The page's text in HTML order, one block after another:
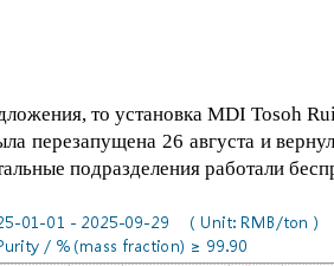
то установка MDI Tosoh
перезапущена 26 августа и
подразделения работали